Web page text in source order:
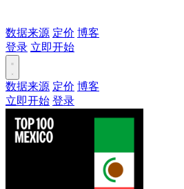
数据来源 定价 博客
登录 立即开始
数据来源 定价 博客
立即开始 登录